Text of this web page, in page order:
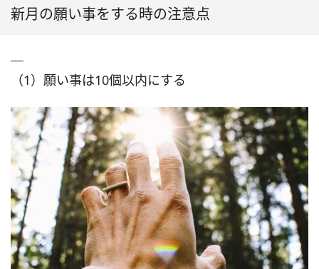
新月の願い事をする時の注意点
（1）願い事は10個以内にする